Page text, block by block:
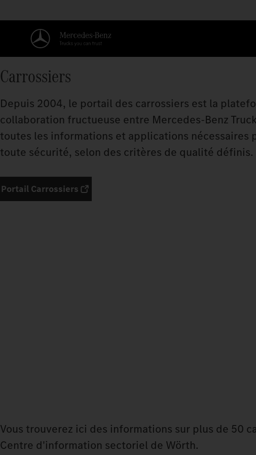
Carrossiers
Depuis 2004, le portail des carrossiers est la
collaboration fructueuse entre Mercedes‑Benz
toutes les informations et applications nécessaires
toute sécurité, selon des critères de qualité définis.
Portail Carrossiers
Vous trouverez ici des informations sur plus de 50
Centre d'information sectoriel de Wörth.